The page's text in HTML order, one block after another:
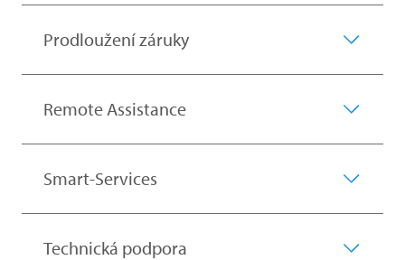
Prodloužení záruky
Remote Assistance
Smart-Services
Technická podpora